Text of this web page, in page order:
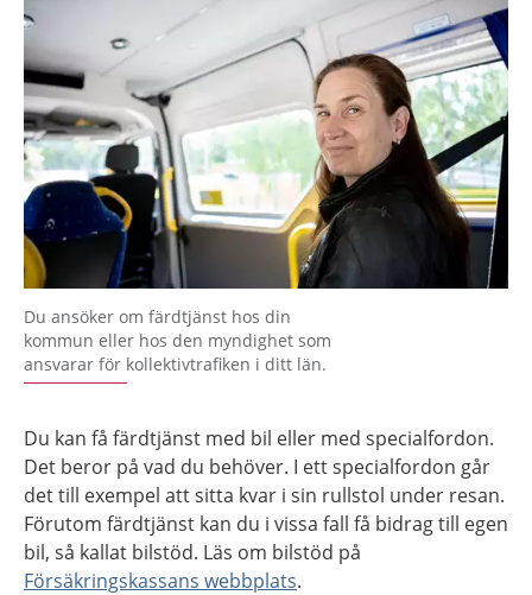
Du ansöker om färdtjänst hos din
kommun eller hos den myndighet som
ansvarar för kollektivtrafiken i ditt län.
Du kan få färdtjänst med bil eller med specialfordon.
Det beror på vad du behöver. I ett specialfordon går
det till exempel att sitta kvar i sin rullstol under resan.
Förutom färdtjänst kan du i vissa fall få bidrag till egen
bil, så kallat bilstöd. Läs om bilstöd på
Försäkringskassans webbplats.